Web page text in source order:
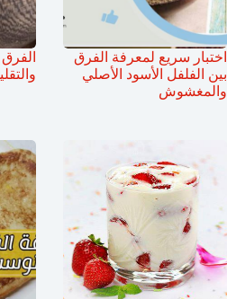
اختبار سريع لمعرفة الفرق
بين الفلفل الأسود الأصلي
والمغشوش